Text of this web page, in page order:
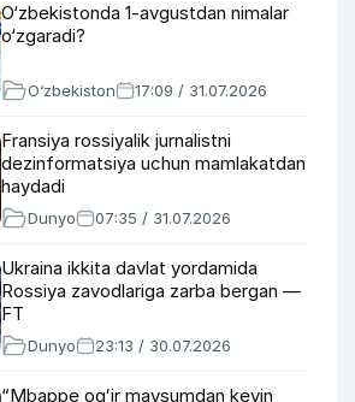
O‘zbekistonda 1-avgustdan nimalar
o‘zgaradi?
O‘zbekiston 17:09 / 31.07.2026
Fransiya rossiyalik jurnalistni
dezinformatsiya uchun mamlakatdan
haydadi
Dunyo 07:35 / 31.07.2026
Ukraina ikkita davlat yordamida
Rossiya zavodlariga zarba bergan —
FT
Dunyo 23:13 / 30.07.2026
“Mbappe ogʻir mavsumdan keyin